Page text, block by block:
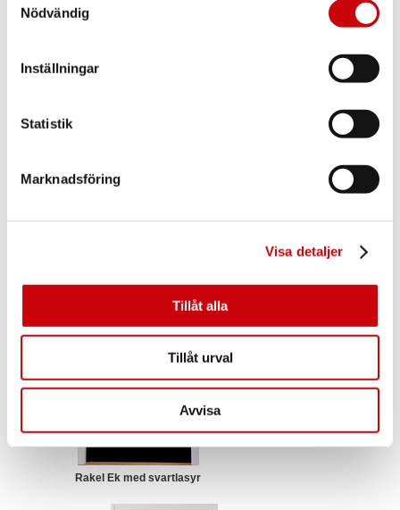
Nödvändig
Inställningar
Statistik
Marknadsföring
Visa detaljer
Tillåt alla
Tillåt urval
Avvisa
Rakel Ek med svartlasyr